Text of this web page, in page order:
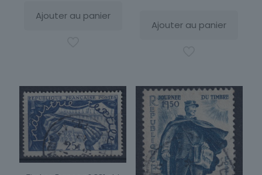
Ajouter au panier
Ajouter au panier